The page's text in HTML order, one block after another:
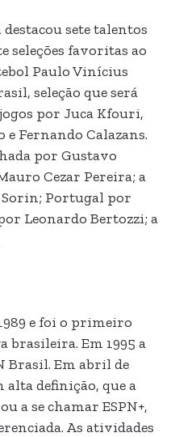
destacou sete talentos
seleções favoritas ao
Paulo Vinícius
seleção que será
por Juca Kfouri,
Fernando Calazans.
por Gustavo
Cezar Pereira; a
Portugal por
Leonardo Bertozzi; a
e foi o primeiro
brasileira. Em 1995 a
Brasil. Em abril de
alta definição, que a
a se chamar ESPN+,
As atividades